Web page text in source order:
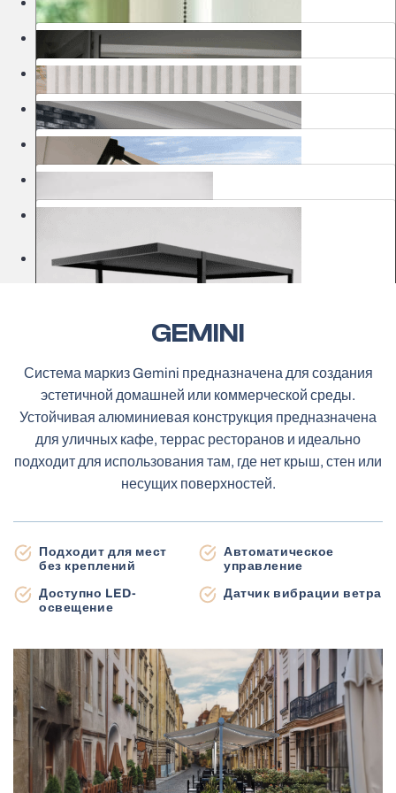
Kлассические роллеты
Роллеты день-ночь
Рулонные шторы для мансардных окон
Деревянные жалюзи с электроприводом
Автоматические рулонные шторы MOTIONBLINDS
Жалюзи с электроприводом MOTIONBLINDS
Рамочные москитные сетки
Роллетные москитные сетки
Плиссированные москитные сетки
Шторы с вертикальными полосами
Электрокарнизы
Автоматика для ворот
Маркизы
Террасные маркизы
Балконные маркизы
Перголы
Тентовые перголы
Садовый сарай
GEMINI
Система маркиз Gemini предназначена для создания
эстетичной домашней или коммерческой среды.
Устойчивая алюминиевая конструкция предназначена
для уличных кафе, террас ресторанов и идеально
подходит для использования там, где нет крыш, стен или
несущих поверхностей.
Подходит для мест
без креплений
Автоматическое
управление
Доступно LED-
освещение
Датчик вибрации ветра